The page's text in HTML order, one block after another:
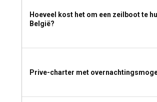
Hoeveel kost het om een zeilboot te
België?
Prive-charter met